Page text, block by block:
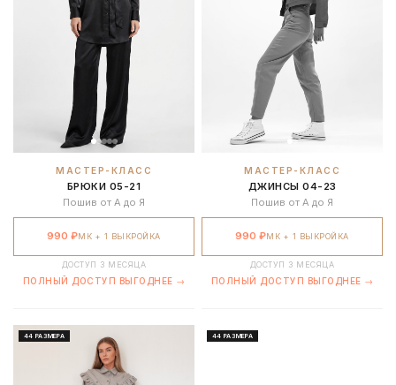
МАСТЕР-КЛАСС
БРЮКИ 05-21
Пошив от А до Я
990 ₽МК + 1 ВЫКРОЙКА
ДОСТУП 3 МЕСЯЦА
ПОЛНЫЙ ДОСТУП ВЫГОДНЕЕ →
МАСТЕР-КЛАСС
ДЖИНСЫ 04-23
Пошив от А до Я
990 ₽МК + 1 ВЫКРОЙКА
ДОСТУП 3 МЕСЯЦА
ПОЛНЫЙ ДОСТУП ВЫГОДНЕЕ →
44 РАЗМЕРА 44 РАЗМЕРА